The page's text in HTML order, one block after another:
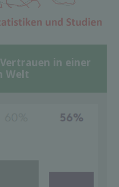
in einer
Welt